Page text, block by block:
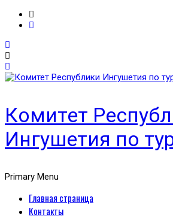
Комитет
Ингушетия по
Primary Menu
Главная страница
Контакты